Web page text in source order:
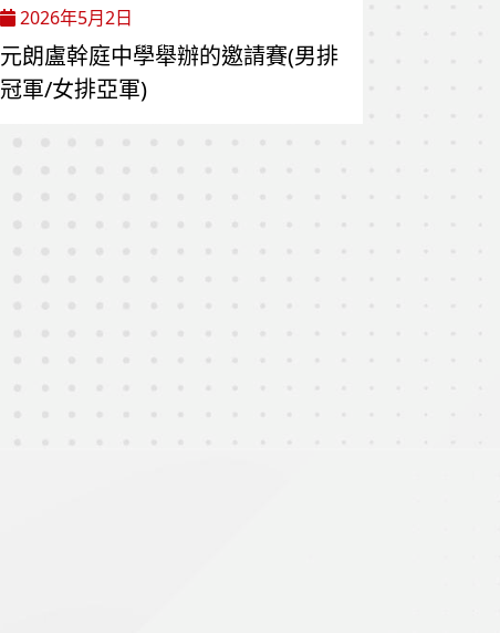
2026年5月2日
元朗盧幹庭中學舉辦的邀請賽(男排
冠軍/女排亞軍)